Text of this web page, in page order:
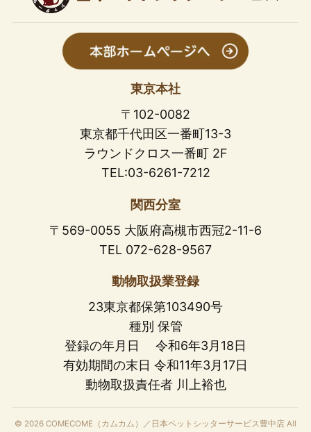
東京本社
〒102-0082
東京都千代田区一番町13-3
ラウンドクロス一番町 2F
TEL:03-6261-7212
関西分室
〒569-0055 大阪府高槻市西冠2-11-6
TEL 072-628-9567
動物取扱業登録
23東京都保第103490号
種別 保管
登録の年月日 令和6年3月18日
有効期間の末日 令和11年3月17日
動物取扱責任者 川上裕也
© 2026 COMECOME（カムカム）／日本ペットシッターサービス豊中店 All